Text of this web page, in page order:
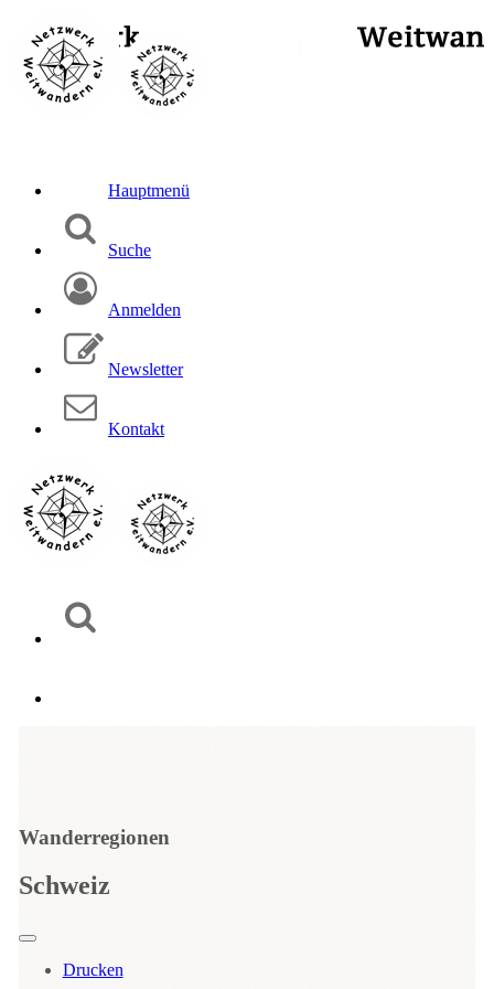
Hauptmenü
Suche
Anmelden
Newsletter
Kontakt
Wanderregionen
Schweiz
Drucken